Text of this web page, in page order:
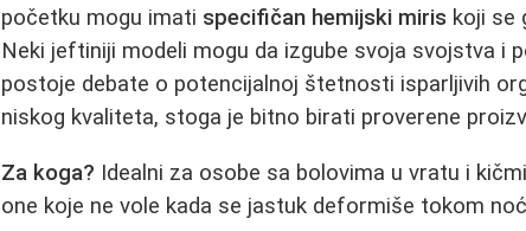
početku mogu imati specifičan hemijski miris koji se
Neki jeftiniji modeli mogu da izgube svoja svojstva i
postoje debate o potencijalnoj štetnosti isparljivih
niskog kvaliteta, stoga je bitno birati proverene
Za koga? Idealni za osobe sa bolovima u vratu i
one koje ne vole kada se jastuk deformiše tokom